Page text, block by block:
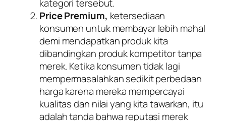
kategori tersebut.
Price Premium, ketersediaan
konsumen untuk membayar lebih mahal
demi mendapatkan produk kita
dibandingkan produk kompetitor tanpa
merek. Ketika konsumen tidak lagi
mempermasalahkan sedikit perbedaan
harga karena mereka mempercayai
kualitas dan nilai yang kita tawarkan, itu
adalah tanda bahwa reputasi merek